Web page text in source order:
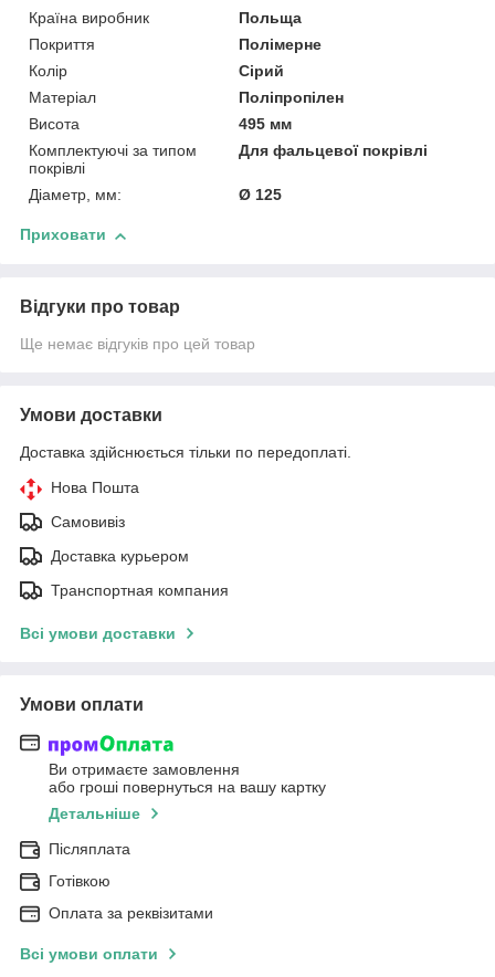
Країна виробник
Польща
Покриття
Полімерне
Колір
Сірий
Матеріал
Поліпропілен
Висота
495 мм
Комплектуючі за типом
покрівлі
Для фальцевої покрівлі
Діаметр, мм: Ø 125
Приховати
Відгуки про товар
Ще немає відгуків про цей товар
Умови доставки
Доставка здійснюється тільки по передоплаті.
Нова Пошта
Самовивіз
Доставка курьером
Транспортная компания
Всі умови доставки
Умови оплати
Ви отримаєте замовлення
або гроші повернуться на вашу картку
Детальніше
Післяплата
Готівкою
Оплата за реквізитами
Всі умови оплати